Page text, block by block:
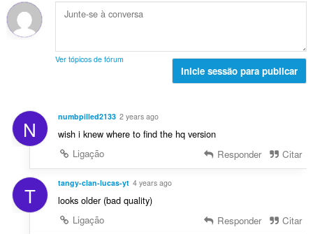
Ver tópicos de fórum
Inicie sessão para publicar
N numbpilled2133 2 years ago
wish i knew where to find the hq version
Ligação
Responder Citar
T tangy-clan-lucas-yt 4 years ago
looks older (bad quality)
Ligação
Responder Citar